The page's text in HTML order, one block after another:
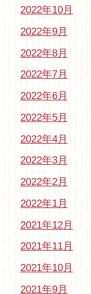
2022年10月
2022年9月
2022年8月
2022年7月
2022年6月
2022年5月
2022年4月
2022年3月
2022年2月
2022年1月
2021年12月
2021年11月
2021年10月
2021年9月